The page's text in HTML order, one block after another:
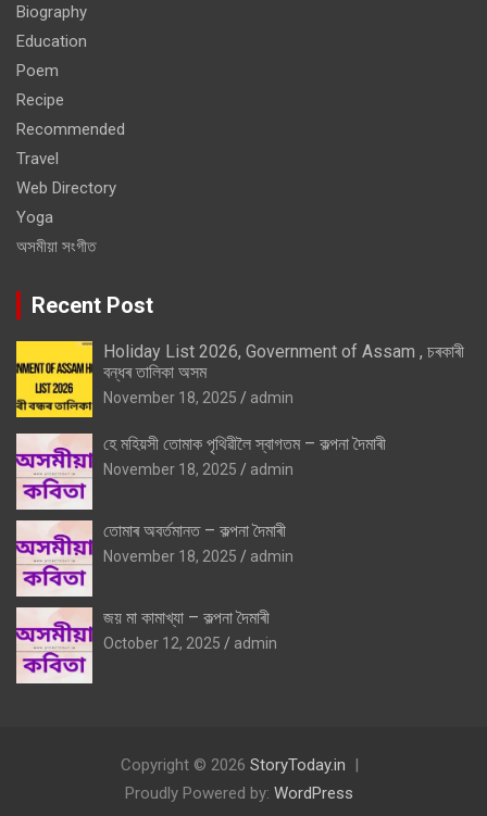
Biography
Education
Poem
Recipe
Recommended
Travel
Web Directory
Yoga
অসমীয়া সংগীত
Recent Post
Holiday List 2026, Government of Assam , চৰকাৰী
বন্ধৰ তালিকা অসম
November 18, 2025 admin
হে মহিয়সী তোমাক পৃথিৱীলৈ স্বাগতম – কল্পনা দৈমাৰী
November 18, 2025 admin
তোমাৰ অবৰ্তমানত – কল্পনা দৈমাৰী
November 18, 2025 admin
জয় মা কামাখ্যা – কল্পনা দৈমাৰী
October 12, 2025 admin
Copyright © 2026 StoryToday.in
Proudly Powered by: WordPress